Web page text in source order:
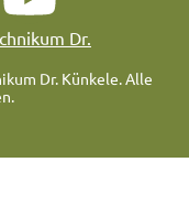
Dr. Künkele. Alle